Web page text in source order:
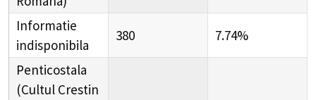
Informatie
indisponibila
380 7.74%
Penticostala
(Cultul Crestin